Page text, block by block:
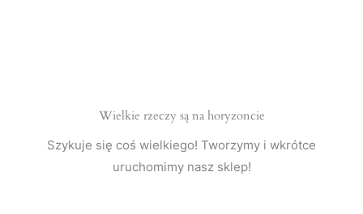
Wielkie rzeczy są na horyzoncie
Szykuje się coś wielkiego! Tworzymy i wkrótce
uruchomimy nasz sklep!